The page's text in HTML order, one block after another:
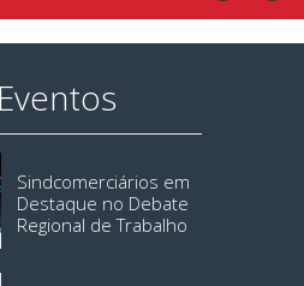
Sindcomerciários em
Destaque no Debate
Regional de Trabalho